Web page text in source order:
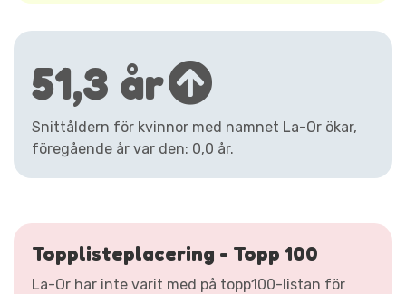
51,3 år
Snittåldern för kvinnor med namnet La-Or ökar,
föregående år var den: 0,0 år.
Topplisteplacering - Topp 100
La-Or har inte varit med på topp100-listan för